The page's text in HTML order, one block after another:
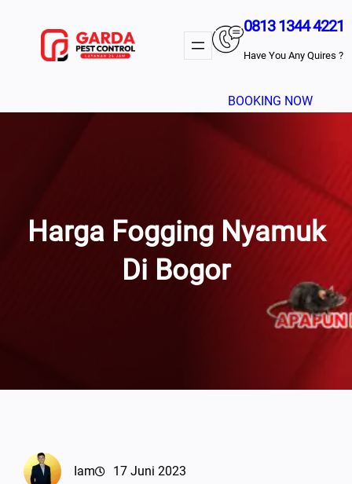
0813 1344 4221
Have You Any Quires ?
BOOKING NOW
Harga Fogging Nyamuk
Di Bogor
Iam 17 Juni 2023